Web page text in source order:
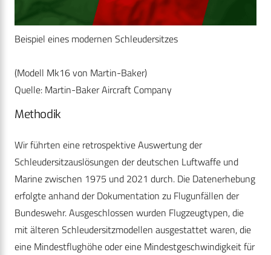
Beispiel eines modernen Schleudersitzes
(Modell Mk16 von Martin-Baker)
Quelle: Martin-Baker Aircraft Company
Methodik
Wir führten eine retrospektive Auswertung der
Schleudersitzauslösungen der deutschen Luftwaffe und
Marine zwischen 1975 und 2021 durch. Die Datenerhebung
erfolgte anhand der Dokumentation zu Flugunfällen der
Bundeswehr. Ausgeschlossen wurden Flugzeugtypen, die
mit älteren Schleudersitzmodellen ausgestattet waren, die
eine Mindestflughöhe oder eine Mindestgeschwindigkeit für